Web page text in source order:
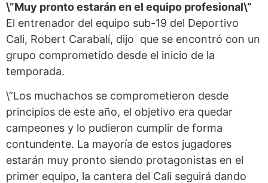
\”Muy pronto estarán en el equipo profesional\”
El entrenador del equipo sub-19 del Deportivo
Cali, Robert Carabalí, dijo que se encontró con un
grupo comprometido desde el inicio de la
temporada.
\”Los muchachos se comprometieron desde
principios de este año, el objetivo era quedar
campeones y lo pudieron cumplir de forma
contundente. La mayoría de estos jugadores
estarán muy pronto siendo protagonistas en el
primer equipo, la cantera del Cali seguirá dando